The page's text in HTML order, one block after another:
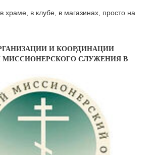
храме, в клубе, в магазинах, просто на
И КООРДИНАЦИИ
МИССИОНЕРСКОГО СЛУЖЕНИЯ В